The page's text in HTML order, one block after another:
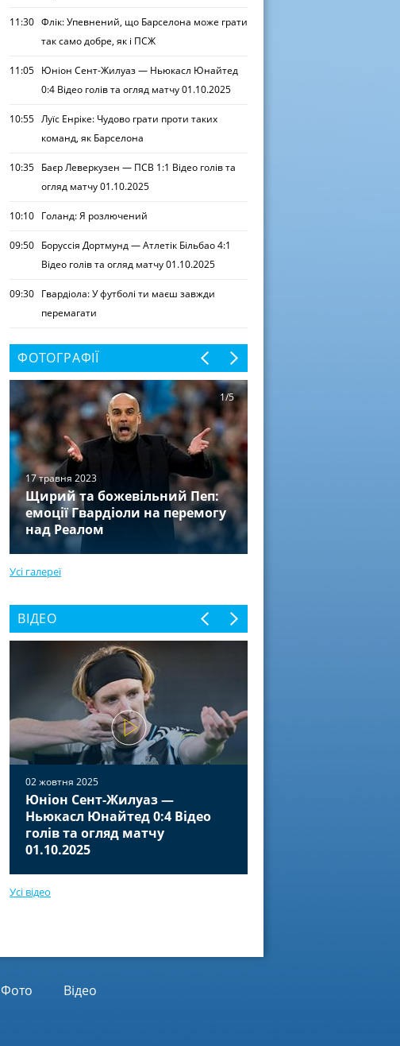
28 серпня 2019
Стали известны все
участники группового
этапа Лиги чемпионов
сезона-2019/20
11:30 Флік: Упевнений, що Барселона може грати
так само добре, як і ПСЖ
11:05 Юніон Сент-Жилуаз — Ньюкасл Юнайтед
0:4 Відео голів та огляд матчу 01.10.2025
10:55 Луїс Енріке: Чудово грати проти таких
команд, як Барселона
10:35 Баєр Леверкузен — ПСВ 1:1 Відео голів та
огляд матчу 01.10.2025
10:10 Голанд: Я розлючений
09:50 Боруссія Дортмунд — Атлетік Більбао 4:1
Відео голів та огляд матчу 01.10.2025
09:30 Гвардіола: У футболі ти маєш завжди
перемагати
ФОТОГРАФІЇ
17 травня 2023
Щирий та божевільний Пеп:
емоції Гвардіоли на перемогу
над Реалом
1/5
Усі галереї
ВІДЕО
02 жовтня 2025
Юніон Сент-Жилуаз —
Ньюкасл Юнайтед 0:4 Відео
голів та огляд матчу
01.10.2025
Усі відео
Фото Відео